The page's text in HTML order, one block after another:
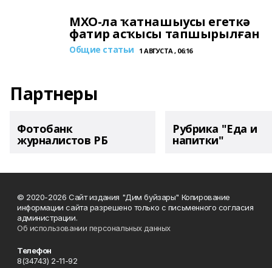
МХО-ла ҡатнашыусы егеткә
фатир асҡысы тапшырылған
Общие статьи 1 АВГУСТА , 06:16
Партнеры
Фотобанк
журналистов РБ
Рубрика "Еда и
напитки"
© 2020-2026 Сайт издания "Дим буйзары" Копирование
информации сайта разрешено только с письменного согласия
администрации.
Об использовании персональных данных
Телефон
8(34743) 2-11-92